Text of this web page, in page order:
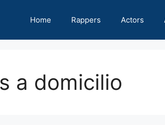
Home Rappers Actors
a domicilio